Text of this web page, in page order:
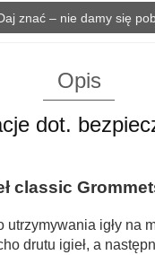
znać – nie damy się
Opis
dot.
classic
utrzymywania igły na
drutu igieł, a